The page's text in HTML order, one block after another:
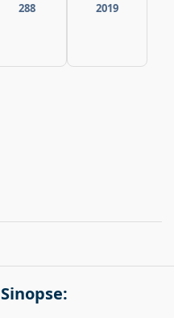
288 2019
Sinopse: